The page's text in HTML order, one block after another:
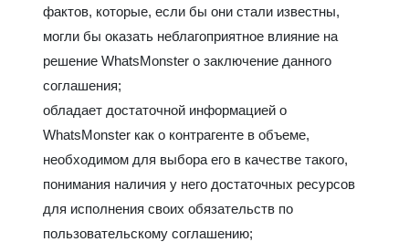
фактов, которые, если бы они стали известны,
могли бы оказать неблагоприятное влияние на
решение WhatsMonster о заключение данного
соглашения;
обладает достаточной информацией о
WhatsMonster как о контрагенте в объеме,
необходимом для выбора его в качестве такого,
понимания наличия у него достаточных ресурсов
для исполнения своих обязательств по
пользовательскому соглашению;